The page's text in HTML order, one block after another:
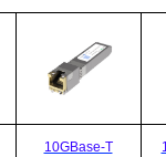
10GBase-T